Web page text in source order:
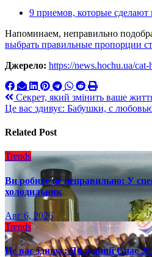
9 приемов, которые
Напоминаем, неправильно
выбрать правильные пропорции
Джерело: https://news.hochu.ua/
Навигация
по
записям
Секрет, який змінить ваше
Це вас здивує: Бабушки, с
Related Post
Trends
Ви робите це неправильно: У
холодильник
Авг 6, 2026
Trends
Це вас здивує: Яблучний Спас